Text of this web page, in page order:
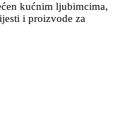
kućnim ljubimcima,
i proizvode za